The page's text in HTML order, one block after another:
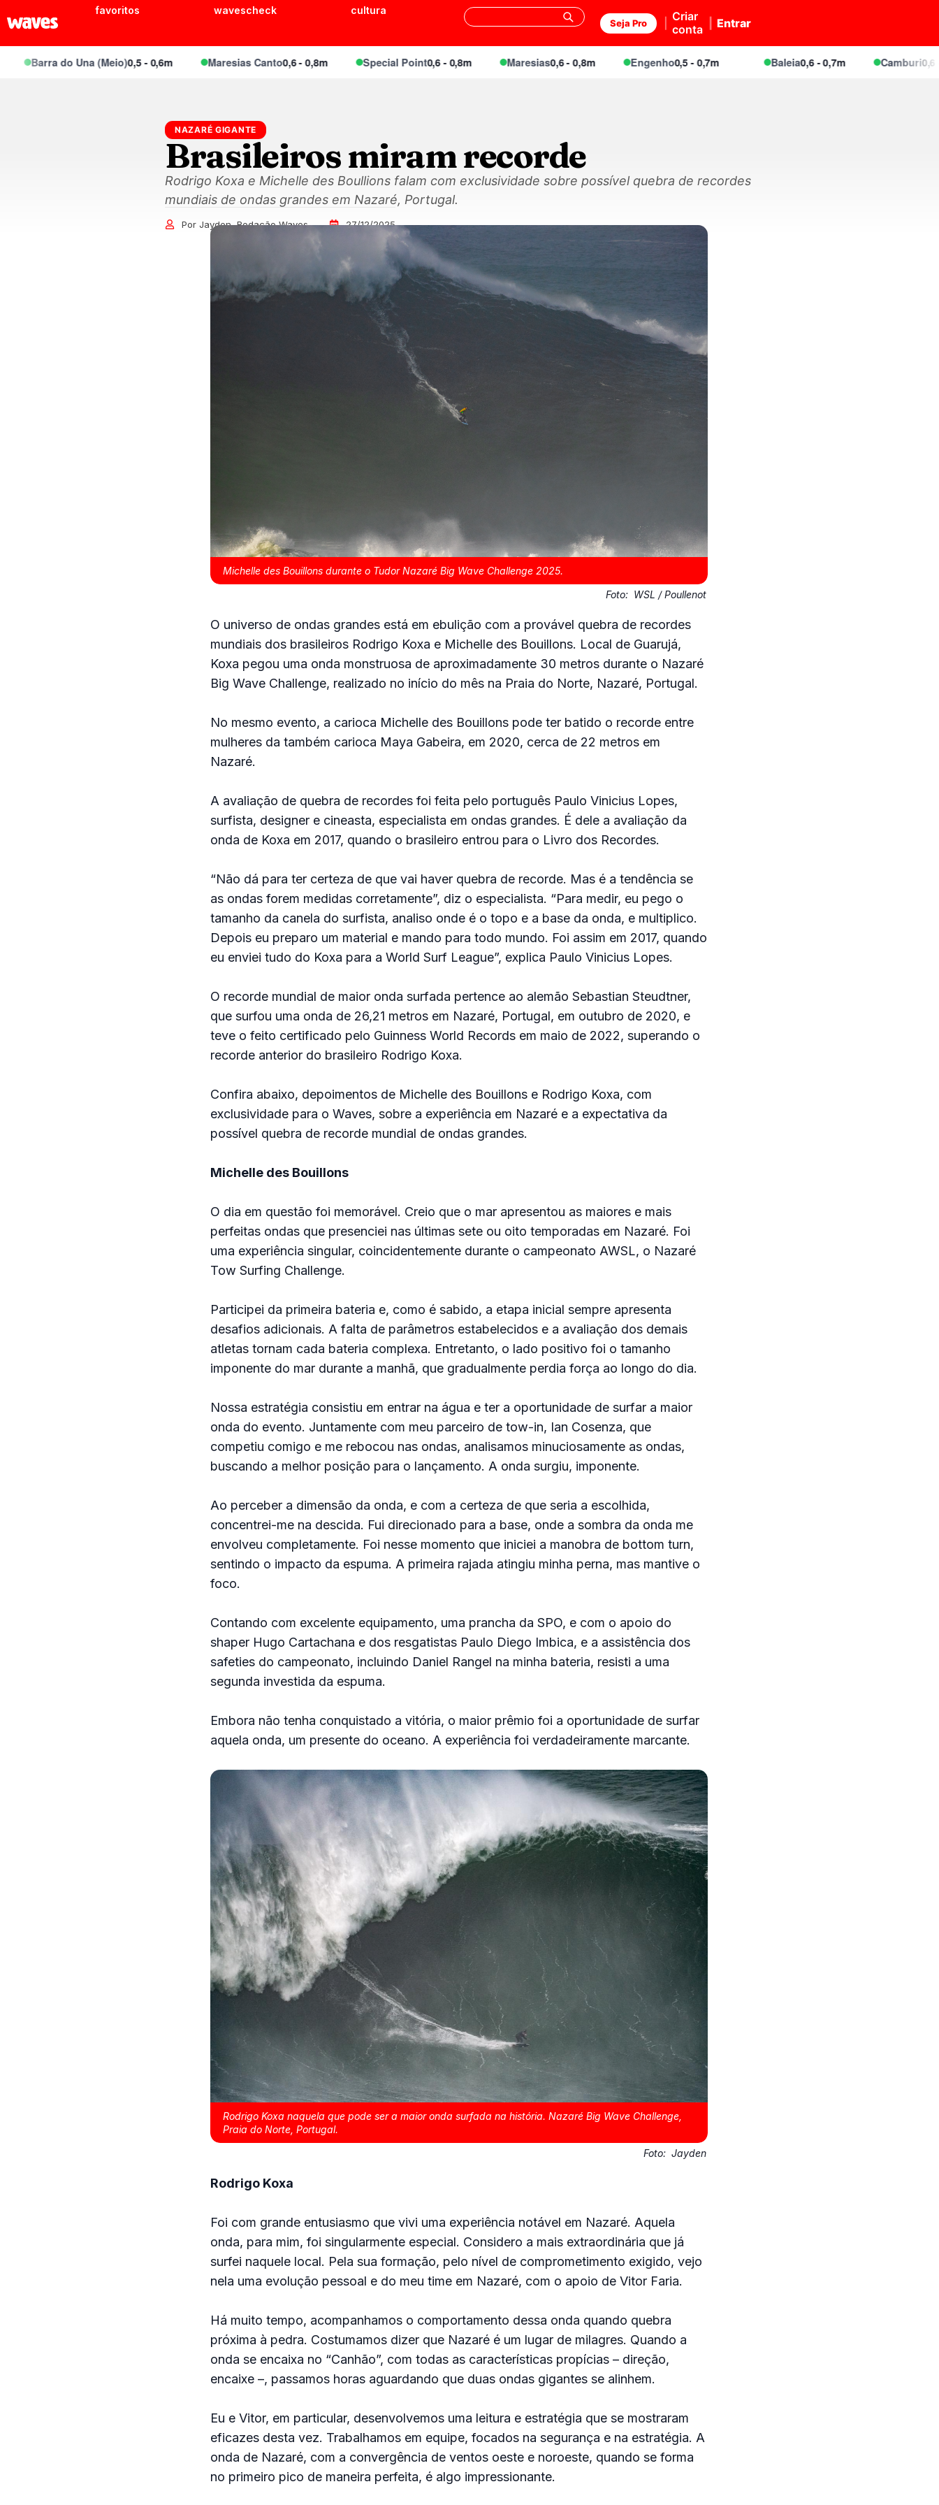
favoritos wavescheck cultura
Seja Pro
Criar
conta
Entrar
Barra do Una (Meio)0,5 - 0,6m Maresias Canto0,6 - 0,8m Special Point0,6 - 0,8m Maresias0,6 - 0,8m Engenho0,5 - 0,7m Baleia0,6 - 0,7m Camburi0,6 - 0,8m
NAZARÉ GIGANTE
Brasileiros miram recorde
Rodrigo Koxa e Michelle des Boullions falam com exclusividade sobre possível quebra de recordes
mundiais de ondas grandes em Nazaré, Portugal.
Por Jayden, Redação Waves 27/12/2025
Michelle des Bouillons durante o Tudor Nazaré Big Wave Challenge 2025.
Foto: WSL / Poullenot
O universo de ondas grandes está em ebulição com a provável quebra de recordes
mundiais dos brasileiros Rodrigo Koxa e Michelle des Bouillons. Local de Guarujá,
Koxa pegou uma onda monstruosa de aproximadamente 30 metros durante o Nazaré
Big Wave Challenge, realizado no início do mês na Praia do Norte, Nazaré, Portugal.
No mesmo evento, a carioca Michelle des Bouillons pode ter batido o recorde entre
mulheres da também carioca Maya Gabeira, em 2020, cerca de 22 metros em
Nazaré.
A avaliação de quebra de recordes foi feita pelo português Paulo Vinicius Lopes,
surfista, designer e cineasta, especialista em ondas grandes. É dele a avaliação da
onda de Koxa em 2017, quando o brasileiro entrou para o Livro dos Recordes.
“Não dá para ter certeza de que vai haver quebra de recorde. Mas é a tendência se
as ondas forem medidas corretamente”, diz o especialista. “Para medir, eu pego o
tamanho da canela do surfista, analiso onde é o topo e a base da onda, e multiplico.
Depois eu preparo um material e mando para todo mundo. Foi assim em 2017, quando
eu enviei tudo do Koxa para a World Surf League”, explica Paulo Vinicius Lopes.
O recorde mundial de maior onda surfada pertence ao alemão Sebastian Steudtner,
que surfou uma onda de 26,21 metros em Nazaré, Portugal, em outubro de 2020, e
teve o feito certificado pelo Guinness World Records em maio de 2022, superando o
recorde anterior do brasileiro Rodrigo Koxa.
Confira abaixo, depoimentos de Michelle des Bouillons e Rodrigo Koxa, com
exclusividade para o Waves, sobre a experiência em Nazaré e a expectativa da
possível quebra de recorde mundial de ondas grandes.
Michelle des Bouillons
O dia em questão foi memorável. Creio que o mar apresentou as maiores e mais
perfeitas ondas que presenciei nas últimas sete ou oito temporadas em Nazaré. Foi
uma experiência singular, coincidentemente durante o campeonato AWSL, o Nazaré
Tow Surfing Challenge.
Participei da primeira bateria e, como é sabido, a etapa inicial sempre apresenta
desafios adicionais. A falta de parâmetros estabelecidos e a avaliação dos demais
atletas tornam cada bateria complexa. Entretanto, o lado positivo foi o tamanho
imponente do mar durante a manhã, que gradualmente perdia força ao longo do dia.
Nossa estratégia consistiu em entrar na água e ter a oportunidade de surfar a maior
onda do evento. Juntamente com meu parceiro de tow-in, Ian Cosenza, que
competiu comigo e me rebocou nas ondas, analisamos minuciosamente as ondas,
buscando a melhor posição para o lançamento. A onda surgiu, imponente.
Ao perceber a dimensão da onda, e com a certeza de que seria a escolhida,
concentrei-me na descida. Fui direcionado para a base, onde a sombra da onda me
envolveu completamente. Foi nesse momento que iniciei a manobra de bottom turn,
sentindo o impacto da espuma. A primeira rajada atingiu minha perna, mas mantive o
foco.
Contando com excelente equipamento, uma prancha da SPO, e com o apoio do
shaper Hugo Cartachana e dos resgatistas Paulo Diego Imbica, e a assistência dos
safeties do campeonato, incluindo Daniel Rangel na minha bateria, resisti a uma
segunda investida da espuma.
Embora não tenha conquistado a vitória, o maior prêmio foi a oportunidade de surfar
aquela onda, um presente do oceano. A experiência foi verdadeiramente marcante.
Rodrigo Koxa naquela que pode ser a maior onda surfada na história. Nazaré Big Wave Challenge,
Praia do Norte, Portugal.
Foto: Jayden
Rodrigo Koxa
Foi com grande entusiasmo que vivi uma experiência notável em Nazaré. Aquela
onda, para mim, foi singularmente especial. Considero a mais extraordinária que já
surfei naquele local. Pela sua formação, pelo nível de comprometimento exigido, vejo
nela uma evolução pessoal e do meu time em Nazaré, com o apoio de Vitor Faria.
Há muito tempo, acompanhamos o comportamento dessa onda quando quebra
próxima à pedra. Costumamos dizer que Nazaré é um lugar de milagres. Quando a
onda se encaixa no “Canhão”, com todas as características propícias – direção,
encaixe –, passamos horas aguardando que duas ondas gigantes se alinhem.
Eu e Vitor, em particular, desenvolvemos uma leitura e estratégia que se mostraram
eficazes desta vez. Trabalhamos em equipe, focados na segurança e na estratégia. A
onda de Nazaré, com a convergência de ventos oeste e noroeste, quando se forma
no primeiro pico de maneira perfeita, é algo impressionante.